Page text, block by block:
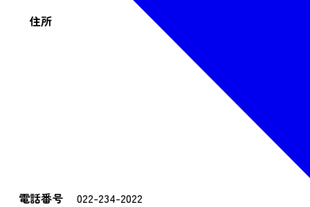
住所
電話番号
022-234-2022